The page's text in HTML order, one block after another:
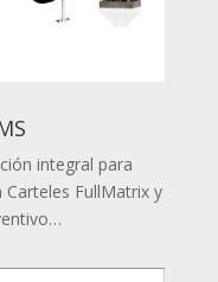
integral para
FullMatrix y